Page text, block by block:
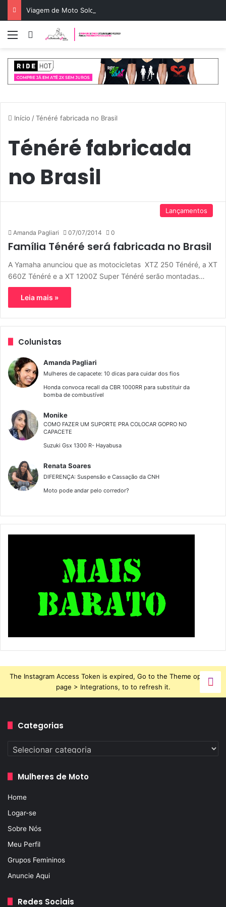
Menu Entrar
Início /Ténéré fabricada no Brasil
Ténéré fabricada
no Brasil
Lançamentos
Amanda Pagliari 07/07/2014 0
Família Ténéré será fabricada no Brasil
A Yamaha anunciou que as motocicletas XTZ 250 Ténéré, a XT
660Z Ténéré e a XT 1200Z Super Ténéré serão montadas…
Leia mais »
Colunistas
Amanda Pagliari
Mulheres de capacete: 10 dicas para cuidar dos fios
Honda convoca recall da CBR 1000RR para substituir da
bomba de combustível
Monike
COMO FAZER UM SUPORTE PRA COLOCAR GOPRO NO
CAPACETE
Suzuki Gsx 1300 R- Hayabusa
Renata Soares
DIFERENÇA: Suspensão e Cassação da CNH
Moto pode andar pelo corredor?
The Instagram Access Token is expired, Go to the Theme options
page > Integrations, to to refresh it.
Categorias
Categorias
Mulheres de Moto
Home
Logar-se
Sobre Nós
Meu Perfil
Grupos Femininos
Anuncie Aqui
Redes Sociais